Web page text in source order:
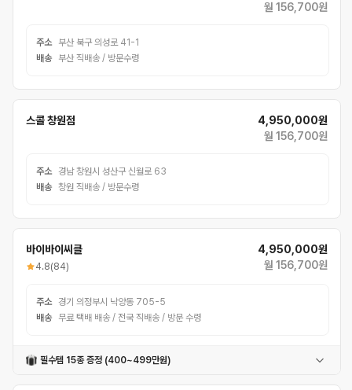
월 156,700원
주소
부산 북구 의성로 41-1
배송
부산 직배송 / 방문수령
스콜 창원점
4,950,000원
월 156,700원
주소
경남 창원시 성산구 신월로 63
배송
창원 직배송 / 방문수령
바이바이씨클
4.8(84)
4,950,000원
월 156,700원
주소
경기 의정부시 낙양동 705-5
배송
무료 택배 배송 / 전국 직배송 / 방문 수령
필수템 15종 증정 (400~499만원)